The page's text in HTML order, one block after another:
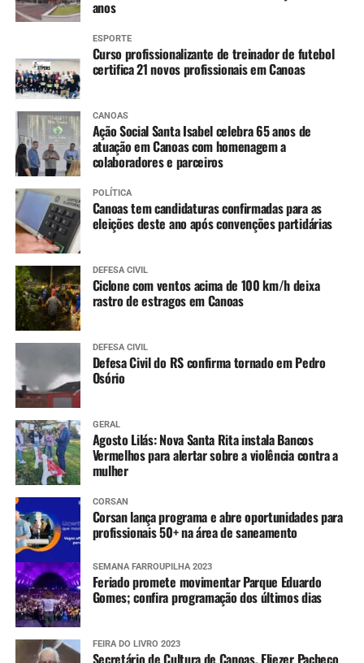
anos
ESPORTE
Curso profissionalizante de treinador de futebol
certifica 21 novos profissionais em Canoas
CANOAS
Ação Social Santa Isabel celebra 65 anos de
atuação em Canoas com homenagem a
colaboradores e parceiros
POLÍTICA
Canoas tem candidaturas confirmadas para as
eleições deste ano após convenções partidárias
DEFESA CIVIL
Ciclone com ventos acima de 100 km/h deixa
rastro de estragos em Canoas
DEFESA CIVIL
Defesa Civil do RS confirma tornado em Pedro
Osório
GERAL
Agosto Lilás: Nova Santa Rita instala Bancos
Vermelhos para alertar sobre a violência contra a
mulher
CORSAN
Corsan lança programa e abre oportunidades para
profissionais 50+ na área de saneamento
SEMANA FARROUPILHA 2023
Feriado promete movimentar Parque Eduardo
Gomes; confira programação dos últimos dias
FEIRA DO LIVRO 2023
Secretário de Cultura de Canoas, Eliezer Pacheco